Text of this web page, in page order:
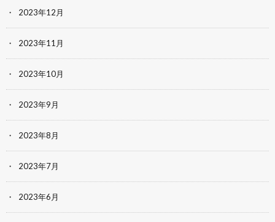
2023年12月
2023年11月
2023年10月
2023年9月
2023年8月
2023年7月
2023年6月